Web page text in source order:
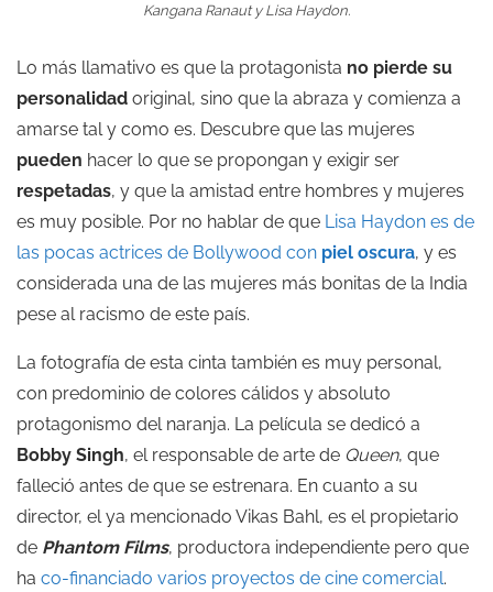
Kangana Ranaut y Lisa Haydon.
Lo más llamativo es que la protagonista no pierde su
personalidad original, sino que la abraza y comienza a
amarse tal y como es. Descubre que las mujeres
pueden hacer lo que se propongan y exigir ser
respetadas, y que la amistad entre hombres y mujeres
es muy posible. Por no hablar de que Lisa Haydon es de
las pocas actrices de Bollywood con piel oscura, y es
considerada una de las mujeres más bonitas de la India
pese al racismo de este país.
La fotografía de esta cinta también es muy personal,
con predominio de colores cálidos y absoluto
protagonismo del naranja. La película se dedicó a
Bobby Singh, el responsable de arte de Queen, que
falleció antes de que se estrenara. En cuanto a su
director, el ya mencionado Vikas Bahl, es el propietario
de Phantom Films, productora independiente pero que
ha co-financiado varios proyectos de cine comercial.